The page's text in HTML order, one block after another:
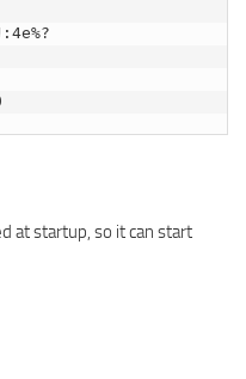
at startup, so it can start